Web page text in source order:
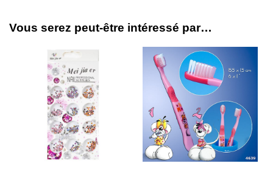
Vous serez peut-être intéressé par…